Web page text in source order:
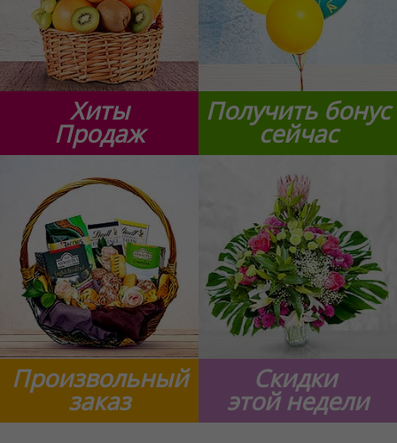
Хиты
Продаж
Получить бонус
сейчас
Произвольный
заказ
Скидки
этой недели